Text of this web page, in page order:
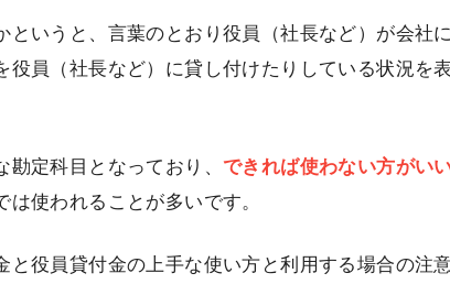
というと、言葉のとおり役員（社長など）が会社
役員（社長など）に貸し付けたりしている状況を表
定科目となっており、 できれば使わない方がい
使われることが多いです。
と役員貸付金の上手な使い方と利用する場合の注